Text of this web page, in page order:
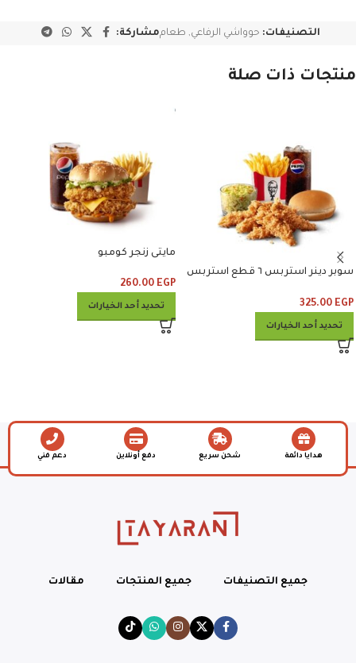
التصنيفات: حوواشي الرفاعي, طعاممشاركة:
منتجات ذات صلة
سوبر دينر استربس ٦ قطع استربس
325.00 EGP
تحديد أحد الخيارات
مايتى زنجر كومبو
260.00 EGP
تحديد أحد الخيارات
هدايا دائمة شحن سريع دفع أونلاين دعم فني
جميع التصنيفات جميع المنتجات مقالات